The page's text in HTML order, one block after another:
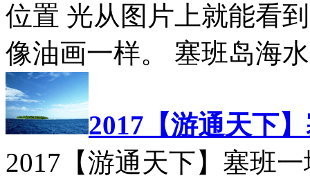
位置 光从图片上就能看
像油画一样。 塞班岛海
2017【游通天下
2017【游通天下】塞班